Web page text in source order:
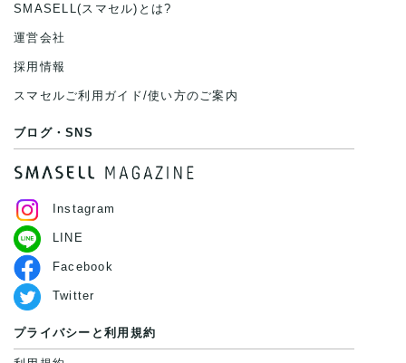
SMASELL(スマセル)とは?
運営会社
採用情報
スマセルご利用ガイド/使い方のご案内
ブログ・SNS
Instagram
LINE
Facebook
Twitter
プライバシーと利用規約